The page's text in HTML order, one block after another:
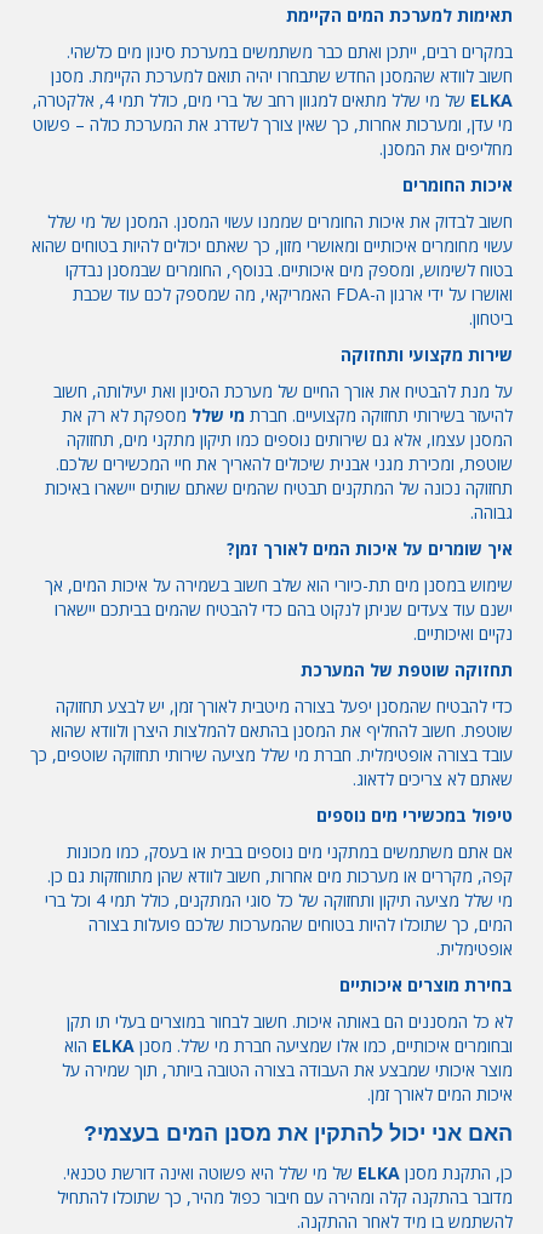
תאימות למערכת המים הקיימת
במקרים רבים, ייתכן ואתם כבר משתמשים במערכת סינון מים כלשהי.
חשוב לוודא שהמסנן החדש שתבחרו יהיה תואם למערכת הקיימת. מסנן
ELKA
של מי שלל מתאים למגוון רחב של ברי מים, כולל תמי 4, אלקטרה,
מי עדן, ומערכות אחרות, כך שאין צורך לשדרג את המערכת כולה – פשוט
מחליפים את המסנן.
איכות החומרים
חשוב לבדוק את איכות החומרים שממנו עשוי המסנן. המסנן של מי שלל
עשוי מחומרים איכותיים ומאושרי מזון, כך שאתם יכולים להיות בטוחים שהוא
בטוח לשימוש, ומספק מים איכותיים. בנוסף, החומרים שבמסנן נבדקו
ואושרו על ידי ארגון ה-FDA האמריקאי, מה שמספק לכם עוד שכבת
ביטחון.
שירות מקצועי ותחזוקה
על מנת להבטיח את אורך החיים של מערכת הסינון ואת יעילותה, חשוב
להיעזר בשירותי תחזוקה מקצועיים. חברת מי שלל מספקת לא רק את
המסנן עצמו, אלא גם שירותים נוספים כמו תיקון מתקני מים, תחזוקה
שוטפת, ומכירת מגני אבנית שיכולים להאריך את חיי המכשירים שלכם.
תחזוקה נכונה של המתקנים תבטיח שהמים שאתם שותים יישארו באיכות
גבוהה.
איך שומרים על איכות המים לאורך זמן?
שימוש במסנן מים תת-כיורי הוא שלב חשוב בשמירה על איכות המים, אך
ישנם עוד צעדים שניתן לנקוט בהם כדי להבטיח שהמים בביתכם יישארו
נקיים ואיכותיים.
תחזוקה שוטפת של המערכת
כדי להבטיח שהמסנן יפעל בצורה מיטבית לאורך זמן, יש לבצע תחזוקה
שוטפת. חשוב להחליף את המסנן בהתאם להמלצות היצרן ולוודא שהוא
עובד בצורה אופטימלית. חברת מי שלל מציעה שירותי תחזוקה שוטפים, כך
שאתם לא צריכים לדאוג.
טיפול במכשירי מים נוספים
אם אתם משתמשים במתקני מים נוספים בבית או בעסק, כמו מכונות
קפה, מקררים או מערכות מים אחרות, חשוב לוודא שהן מתוחזקות גם כן.
מי שלל מציעה תיקון ותחזוקה של כל סוגי המתקנים, כולל תמי 4 וכל ברי
המים, כך שתוכלו להיות בטוחים שהמערכות שלכם פועלות בצורה
אופטימלית.
בחירת מוצרים איכותיים
לא כל המסננים הם באותה איכות. חשוב לבחור במוצרים בעלי תו תקן
ובחומרים איכותיים, כמו אלו שמציעה חברת מי שלל. מסנן ELKA הוא
מוצר איכותי שמבצע את העבודה בצורה הטובה ביותר, תוך שמירה על
איכות המים לאורך זמן.
האם אני יכול להתקין את מסנן המים בעצמי?
כן, התקנת מסנן ELKA של מי שלל היא פשוטה ואינה דורשת טכנאי.
מדובר בהתקנה קלה ומהירה עם חיבור כפול מהיר, כך שתוכלו להתחיל
להשתמש בו מיד לאחר ההתקנה.